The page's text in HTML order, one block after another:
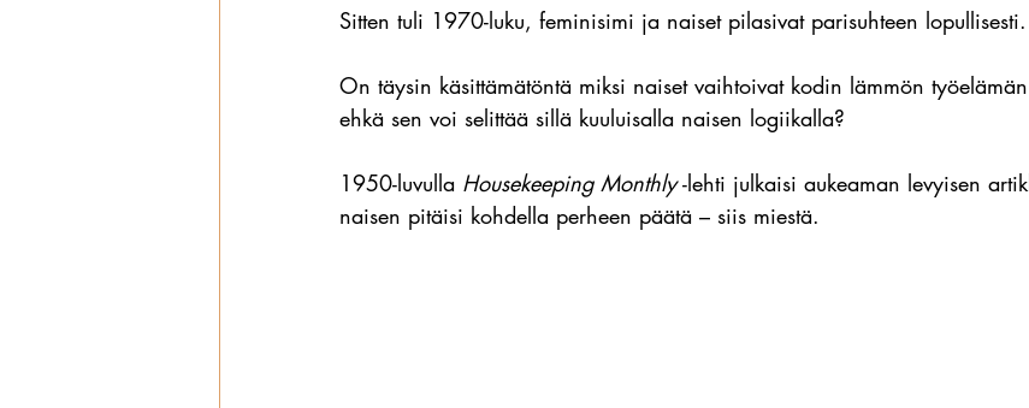
Sitten tuli 1970-luku, feminisimi ja naiset pilasivat parisuhteen lopullisesti.
On täysin käsittämätöntä miksi naiset vaihtoivat kodin lämmön
ehkä sen voi selittää sillä kuuluisalla naisen logiikalla?
1950-luvulla Housekeeping Monthly -lehti julkaisi aukeaman levyisen
naisen pitäisi kohdella perheen päätä – siis miestä.